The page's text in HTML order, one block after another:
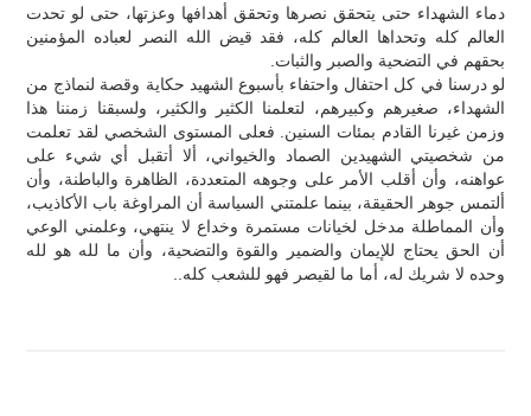
دماء الشهداء حتى يتحقق نصرها وتحقق أهدافها وعزتها، حتى لو تحدت
العالم كله وتحداها العالم كله، فقد قيض الله النصر لعباده المؤمنين
بحقهم في التضحية والصبر والثبات.
لو درسنا في كل احتفال واحتفاء بأسبوع الشهيد حكاية وقصة لنماذج من
الشهداء، صغيرهم وكبيرهم، لتعلمنا الكثير والكثير، ولسبقنا زمننا هذا
وزمن غيرنا القادم بمئات السنين. فعلى المستوى الشخصي لقد تعلمت
من شخصيتي الشهيدين الصماد والخيواني، ألا أتقبل أي شيء على
عواهنه، وأن أقلب الأمر على وجوهه المتعددة، الظاهرة والباطنة، وأن
ألتمس جوهر الحقيقة، بينما علمتني السياسة أن المراوغة باب الأكاذيب،
وأن المماطلة مدخل لخيانات مستمرة وخداع لا ينتهي، وعلمني الوعي
أن الحق يحتاج للإيمان والضمير والقوة والتضحية، وأن ما لله هو لله
وحده لا شريك له، أما ما لقيصر فهو للشعب كله..